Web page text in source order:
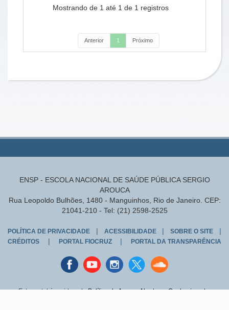
Mostrando de 1 até 1 de 1 registros
Anterior 1 Próximo
ENSP - ESCOLA NACIONAL DE SAÚDE PÚBLICA SERGIO
AROUCA
Rua Leopoldo Bulhões, 1480 - Manguinhos, Rio de Janeiro. CEP:
21041-210 - Tel: (21) 2598-2525
POLÍTICA DE PRIVACIDADE | ACESSIBILIDADE | SOBRE O SITE |
CRÉDITOS | PORTAL FIOCRUZ | PORTAL DA TRANSPARÊNCIA
FacebookyoutubeinstagranTwitterSound
cloud
Este portal é regido pelaPolítica de Acesso Aberto ao Conhecimento,